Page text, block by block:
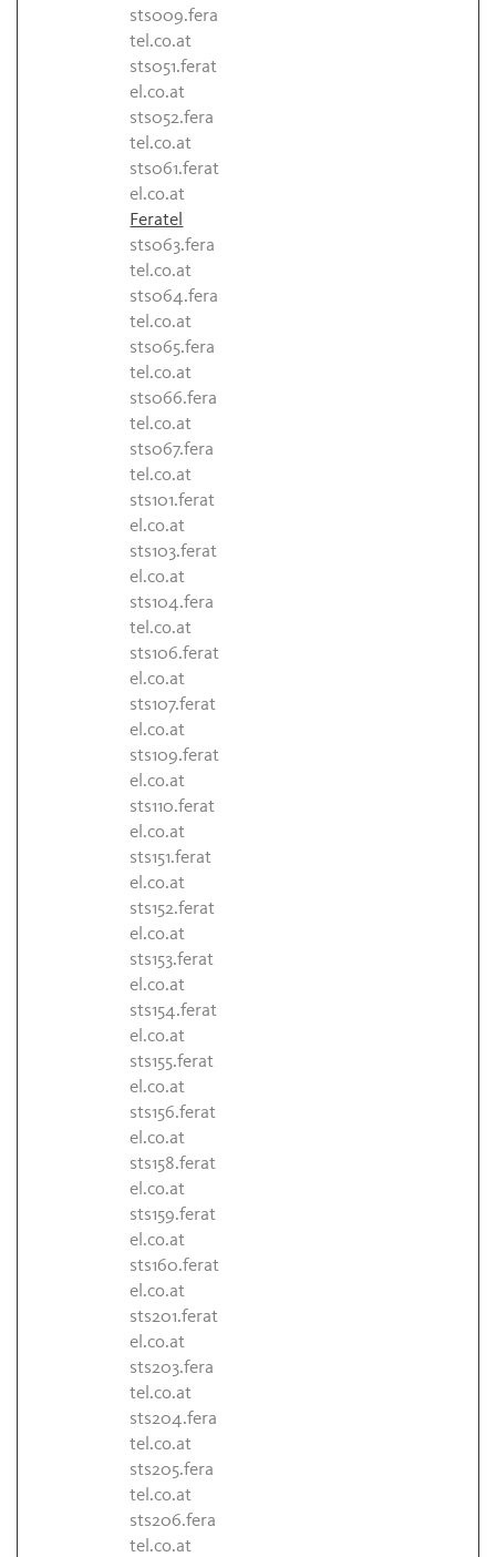
sts009.fera
tel.co.at
sts051.ferat
el.co.at
sts052.fera
tel.co.at
sts061.ferat
el.co.at
Feratel
sts063.fera
tel.co.at
sts064.fera
tel.co.at
sts065.fera
tel.co.at
sts066.fera
tel.co.at
sts067.fera
tel.co.at
sts101.ferat
el.co.at
sts103.ferat
el.co.at
sts104.fera
tel.co.at
sts106.ferat
el.co.at
sts107.ferat
el.co.at
sts109.ferat
el.co.at
sts110.ferat
el.co.at
sts151.ferat
el.co.at
sts152.ferat
el.co.at
sts153.ferat
el.co.at
sts154.ferat
el.co.at
sts155.ferat
el.co.at
sts156.ferat
el.co.at
sts158.ferat
el.co.at
sts159.ferat
el.co.at
sts160.ferat
el.co.at
sts201.ferat
el.co.at
sts203.fera
tel.co.at
sts204.fera
tel.co.at
sts205.fera
tel.co.at
sts206.fera
tel.co.at